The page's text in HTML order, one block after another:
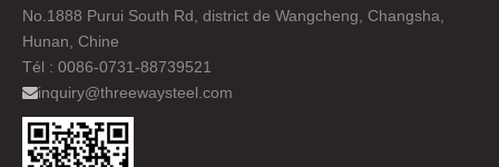
No.1888 Purui South Rd, district de Wangcheng, Changsha,
Hunan, Chine
Tél : 0086-0731-88739521
inquiry@threewaysteel.com